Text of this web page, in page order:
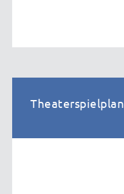
Theaterspielplan